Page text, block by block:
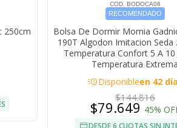
250cm
COD. BODOCA06
RECOMENDADO
Bolsa De Dormir Momia
190T Algodon Imitacion Seda
Temperatura Confort 5 A 10
Temperatura Extrema
acuteDisponibleen 42
$144.816
$79.649 45%
DESDE 6 CUOTAS SIN